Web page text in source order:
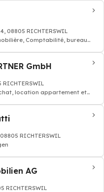
08805 RICHTERSWIL
Comptabilité, bureau
GmbH
location appartement et
RICHTERSWIL
AG
RICHTERSWIL